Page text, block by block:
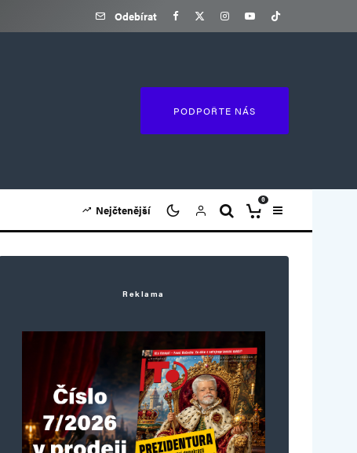
Odebírat
PODPOŘTE NÁS
Nejčtenější
0
Reklama